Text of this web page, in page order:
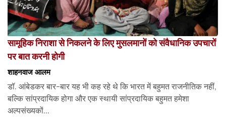
सामूहिक निराशा से निकलने के लिए मुसलमानों को संवैधानिक उपचारों
पर बात करनी होगी
शाहनवाज आलम
डॉ. आंबेडकर बार-बार यह भी कह रहे थे कि भारत में बहुमत राजनीतिक नहीं,
बल्कि सांप्रदायिक होगा और एक स्थायी सांप्रदायिक बहुमत हमेशा
अल्पसंख्यकों...